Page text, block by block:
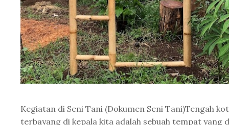
Kegiatan di Seni Tani (Dokumen Seni Tani)Tengah
terbayang di kepala kita adalah sebuah tempat yang